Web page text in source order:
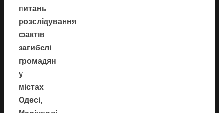
питань
розслідування
фактів
загибелі
громадян
у
містах
Одесі,